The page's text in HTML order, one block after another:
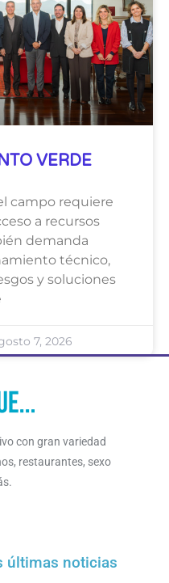
VERDE
campo requiere
a recursos
demanda
técnico,
y soluciones
7, 2026
con gran variedad
restaurantes, sexo
últimas noticias